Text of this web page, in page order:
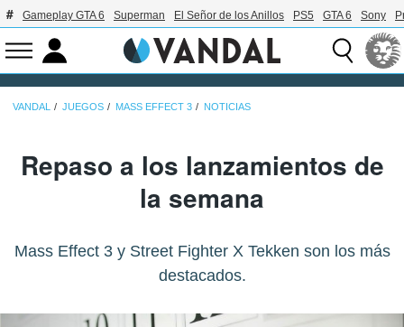
Gameplay GTA 6 Superman El Señor de los Anillos PS5 GTA 6 Sony
VANDAL JUEGOS MASS EFFECT 3 NOTICIAS
Repaso a los lanzamientos de
la semana
Mass Effect 3 y Street Fighter X Tekken son los más
destacados.